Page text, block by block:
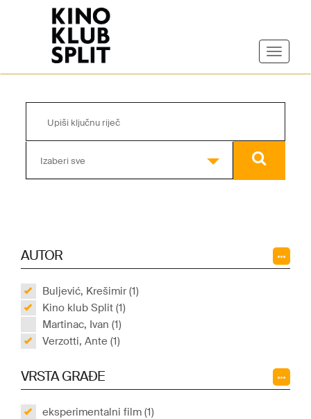
Izaberi sve
AUTOR
Buljević, Krešimir (1)
Kino klub Split (1)
Martinac, Ivan (1)
Verzotti, Ante (1)
VRSTA GRAĐE
eksperimentalni film (1)